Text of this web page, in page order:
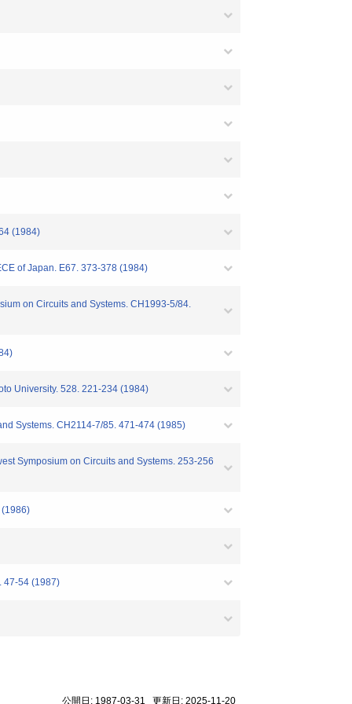
(1984)
of Japan. E67. 373-378 (1984)
on Circuits and Systems. CH1993-5/84.
University. 528. 221-234 (1984)
Systems. CH2114-7/85. 471-474 (1985)
Symposium on Circuits and Systems. 253-256
(1986)
47-54 (1987)
公開日: 1987-03-31 更新日: 2025-11-20